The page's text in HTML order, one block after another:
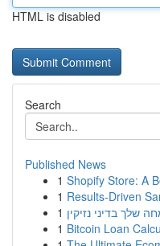
HTML is disabled
Search
Published News
1 Shopify Store: A
1 Results-Driven
1 שלך בדיני נזיקין
1 Bitcoin Loan